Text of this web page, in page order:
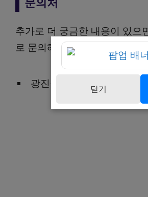
추가로 더 궁금한 내용이 있으
로 문의해보세요
광진구청 지역경제과 02-
닫기